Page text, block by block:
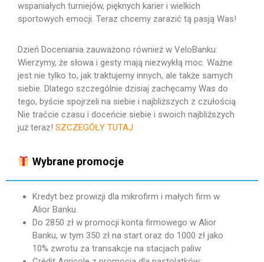
wspaniałych turniejów, pięknych karier i wielkich
sportowych emocji. Teraz chcemy zarazić tą pasją Was!
Dzień Doceniania zauważono również w VeloBanku:
Wierzymy, że słowa i gesty mają niezwykłą moc. Ważne
jest nie tylko to, jak traktujemy innych, ale także samych
siebie. Dlatego szczególnie dzisiaj zachęcamy Was do
tego, byście spojrzeli na siebie i najbliższych z czułością.
Nie traćcie czasu i doceńcie siebie i swoich najbliższych
już teraz! SZCZEGÓŁY TUTAJ
Wybrane promocje
Kredyt bez prowizji dla mikrofirm i małych firm w
Alior Banku.
Do 2850 zł w promocji konta firmowego w Alior
Banku, w tym 350 zł na start oraz do 1000 zł jako
10% zwrotu za transakcje na stacjach paliw.